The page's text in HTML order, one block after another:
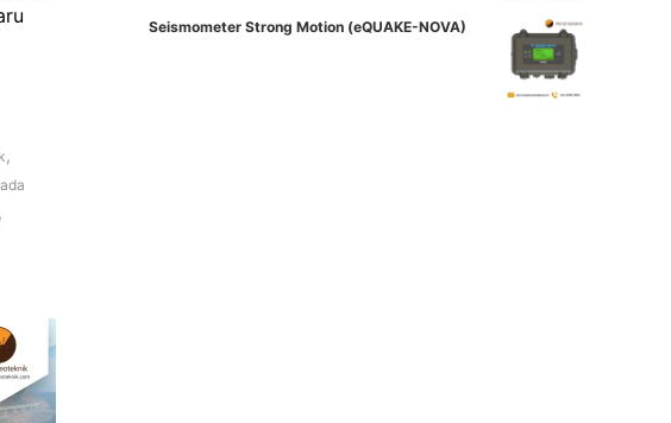
,
,
Seismometer Strong Motion (eQUAKE-NOVA)